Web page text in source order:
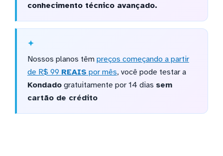
conhecimento técnico avançado.
Nossos planos têm preços começando a partir
de R$ 99 REAIS por mês, você pode testar a
Kondadogratuitamente por 14 dias sem
cartão de crédito